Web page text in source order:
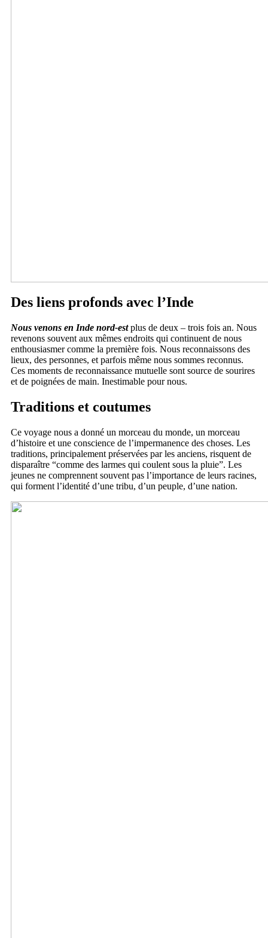
Des liens profonds avec l’Inde
Nous venons en Inde nord-estplus de deux – trois fois an. Nous
revenons souvent aux mêmes endroits qui continuent de nous
enthousiasmer comme la première fois. Nous reconnaissons des
lieux, des personnes, et parfois même nous sommes reconnus.
Ces moments de reconnaissance mutuelle sont source de sourires
et de poignées de main. Inestimable pour nous.
Traditions et coutumes
Ce voyage nous a donné un morceau du monde, un morceau
d’histoire et une conscience de l’impermanence des choses. Les
traditions, principalement préservées par les anciens, risquent de
disparaître “comme des larmes qui coulent sous la pluie”. Les
jeunes ne comprennent souvent pas l’importance de leurs racines,
qui forment l’identité d’une tribu, d’un peuple, d’une nation.